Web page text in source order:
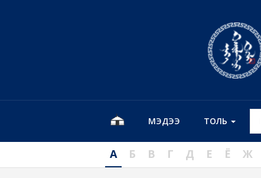
МЭДЭЭ ТОЛЬ
А Б В Г Д Е Ё Ж